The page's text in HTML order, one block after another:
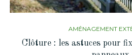
AMÉNAGEMENT
Clôture : les astuces pour